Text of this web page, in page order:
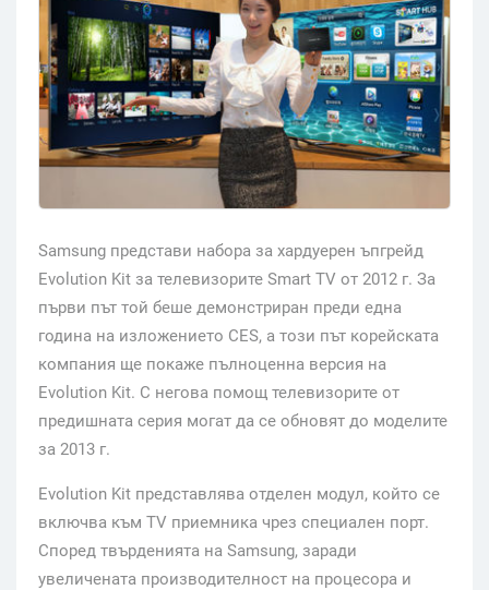
Samsung представи набора за хардуерен ъпгрейд
Evolution Kit за телевизорите Smart TV от 2012 г. За
първи път той беше демонстриран преди една
година на изложението CES, а този път корейската
компания ще покаже пълноценна версия на
Evolution Kit. С негова помощ телевизорите от
предишната серия могат да се обновят до моделите
за 2013 г.
Evolution Kit представлява отделен модул, който се
включва към TV приемника чрез специален порт.
Според твърденията на Samsung, заради
увеличената производителност на процесора и